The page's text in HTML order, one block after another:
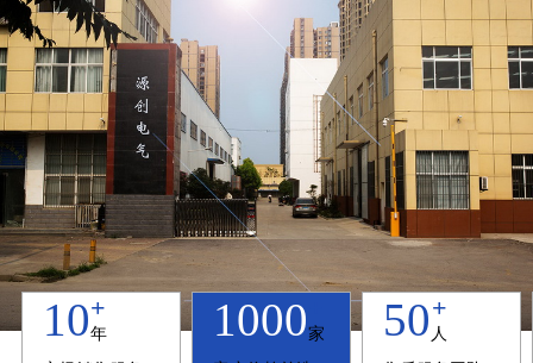
10+
年 1000家 50+
人